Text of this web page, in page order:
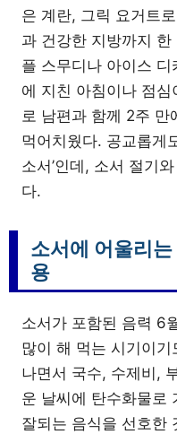
은 계란, 그릭 요거트
과 건강한 지방까지
플 스무디나 아이스
에 지친 아침이나 점
로 남편과 함께 2주
먹어치웠다. 공교롭게
소서’인데, 소서 절기
다.
소서에 어울리
용
소서가 포함된 음력 6
많이 해 먹는 시기이
나면서 국수, 수제비,
운 날씨에 탄수화물로
잘되는 음식을 선호한